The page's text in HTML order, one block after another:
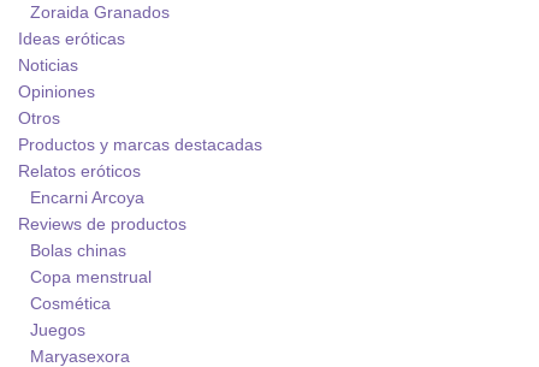
Zoraida Granados
Ideas eróticas
Noticias
Opiniones
Otros
Productos y marcas destacadas
Relatos eróticos
Encarni Arcoya
Reviews de productos
Bolas chinas
Copa menstrual
Cosmética
Juegos
Maryasexora